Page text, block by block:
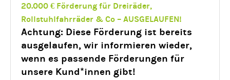
20.000 € Förderung für Dreiräder,
Rollstuhlfahrräder & Co – AUSGELAUFEN!
Achtung: Diese Förderung ist bereits
ausgelaufen, wir informieren wieder,
wenn es passende Förderungen für
unsere Kund*innen gibt!